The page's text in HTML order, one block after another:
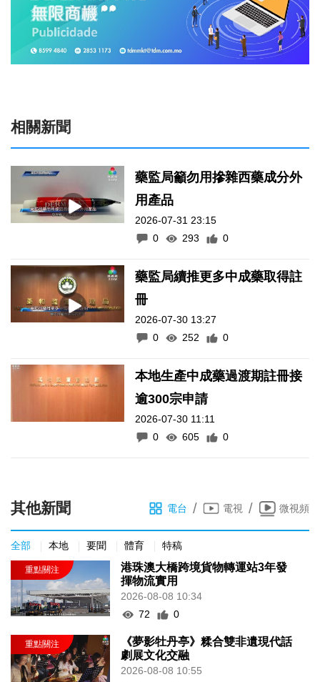
相關新聞
藥監局籲勿用摻雜西藥成分外
用產品
2026-07-31 23:15
0
293 0
藥監局續推更多中成藥取得註
冊
2026-07-30 13:27
0
252 0
本地生產中成藥過渡期註冊接
逾300宗申請
2026-07-30 11:11
0
605 0
其他新聞 電台 / 電視 / 微視頻
全部 本地 要聞 體育 特稿
港珠澳大橋跨境貨物轉運站3年發
揮物流實用
2026-08-08 10:34
72
0
《夢影牡丹亭》糅合雙非遺現代話
劇展文化交融
2026-08-08 10:55